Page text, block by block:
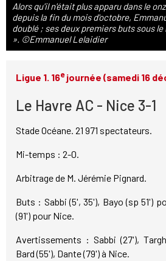
Alors qu'il n'était plus apparu dans le
depuis la fin du mois d'octobre,
doublé ; ses deux premiers buts sous
». ©Emmanuel Lelaidier
Ligue 1. 16ejournée (samedi 16
Le Havre AC - Nice 3-1
Stade Océane. 21 971 spectateurs.
Mi-temps : 2-0.
Arbitrage de M. Jérémie Pignard.
Buts : Sabbi (5', 35'), Bayo (sp 51')
(91') pour Nice.
Avertissements : Sabbi (27'),
Bard (55'), Dante (79') à Nice.